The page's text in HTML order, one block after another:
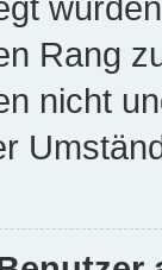
Rang
nicht